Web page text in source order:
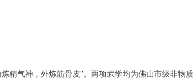
精气神，外炼筋骨皮”。两项武学均为佛山市级非物质